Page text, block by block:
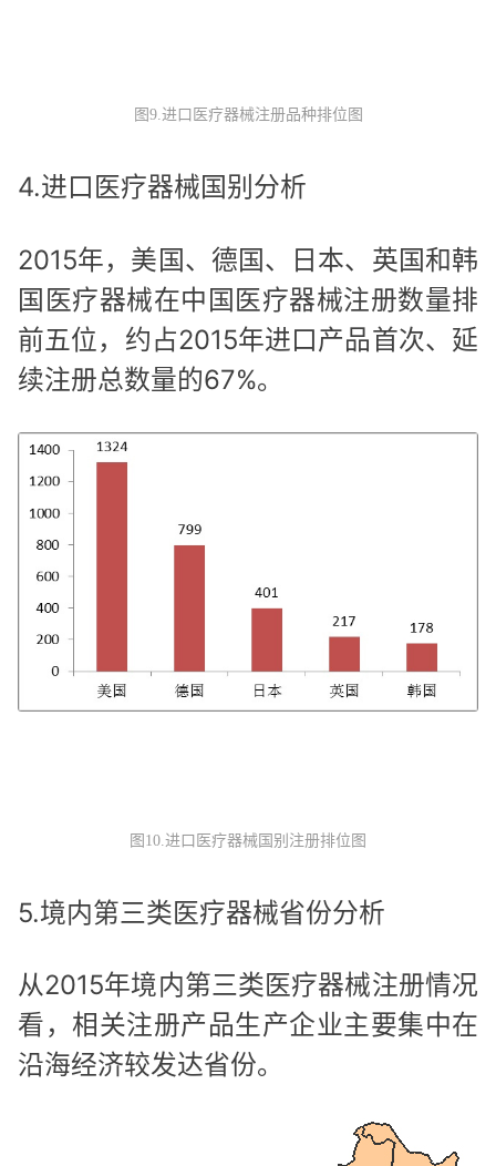
图9.进口医疗器械注册品种排位图
4.进口医疗器械国别分析
2015年，美国、德国、日本、英国和韩
国医疗器械在中国医疗器械注册数量排
前五位，约占2015年进口产品首次、延
续注册总数量的67%。
图10.进口医疗器械国别注册排位图
5.境内第三类医疗器械省份分析
从2015年境内第三类医疗器械注册情况
看，相关注册产品生产企业主要集中在
沿海经济较发达省份。